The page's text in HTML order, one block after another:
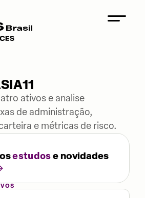
ativos e analise
de administração,
e métricas de risco.
estudose novidades